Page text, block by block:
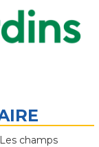
Les champs